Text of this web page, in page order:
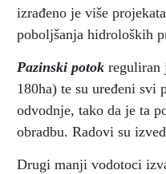
izrađeno je više
poboljšanja hidroloških
Pazinski potok reguliran
180ha) te su uređeni
odvodnje, tako da je ta
obradbu. Radovi su
Drugi manji vodotoci